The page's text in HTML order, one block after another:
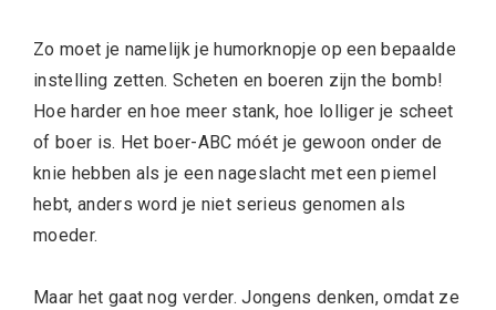
Zo moet je namelijk je humorknopje op een bepaalde
instelling zetten. Scheten en boeren zijn the bomb!
Hoe harder en hoe meer stank, hoe lolliger je scheet
of boer is. Het boer-ABC móét je gewoon onder de
knie hebben als je een nageslacht met een piemel
hebt, anders word je niet serieus genomen als
moeder.
Maar het gaat nog verder. Jongens denken, omdat ze